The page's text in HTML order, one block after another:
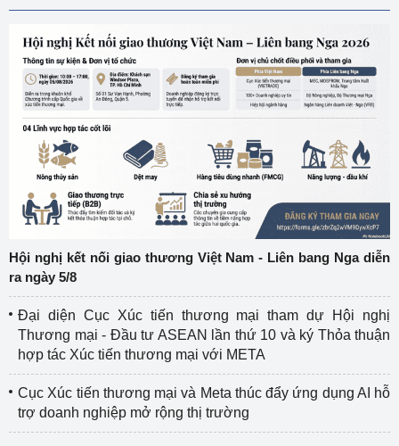
Hội nghị kết nối giao thương Việt Nam - Liên bang Nga diễn
ra ngày 5/8
Đại diện Cục Xúc tiến thương mại tham dự Hội nghị
Thương mại - Đầu tư ASEAN lần thứ 10 và ký Thỏa thuận
hợp tác Xúc tiến thương mại với META
Cục Xúc tiến thương mại và Meta thúc đẩy ứng dụng AI hỗ
trợ doanh nghiệp mở rộng thị trường